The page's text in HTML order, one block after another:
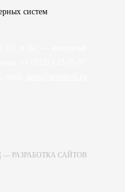
— РАЗРАБОТКА САЙТОВ